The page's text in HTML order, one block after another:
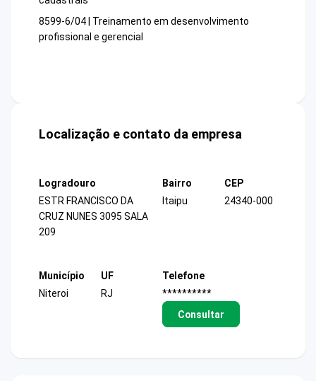
8599-6/04 | Treinamento em desenvolvimento
profissional e gerencial
Localização e contato da empresa
Logradouro
ESTR FRANCISCO DA
CRUZ NUNES 3095 SALA
209
Bairro
Itaipu
CEP
24340-000
Município
Niteroi
UF
RJ
Telefone
**********
Consultar